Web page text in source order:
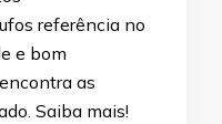
referência no
e bom
as
Saiba mais!